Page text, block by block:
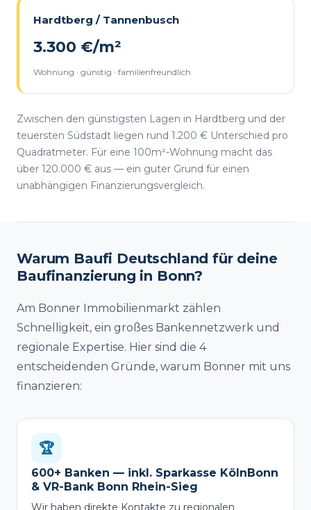
Hardtberg / Tannenbusch
3.300 €/m²
Wohnung · günstig · familienfreundlich
Zwischen den günstigsten Lagen in Hardtberg und der
teuersten Südstadt liegen rund 1.200 € Unterschied pro
Quadratmeter. Für eine 100m²-Wohnung macht das
über 120.000 € aus — ein guter Grund für einen
unabhängigen Finanzierungsvergleich.
Warum Baufi Deutschland für deine
Baufinanzierung in Bonn?
Am Bonner Immobilienmarkt zählen
Schnelligkeit, ein großes Bankennetzwerk und
regionale Expertise. Hier sind die 4
entscheidenden Gründe, warum Bonner mit uns
finanzieren:
🏆
600+ Banken — inkl. Sparkasse KölnBonn
& VR-Bank Bonn Rhein-Sieg
Wir haben direkte Kontakte zu regionalen